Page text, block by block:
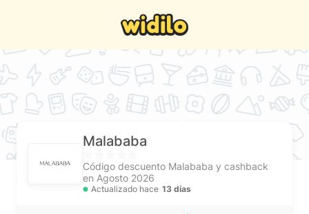
Malababa
Código descuento Malababa y cashback
en Agosto 2026
Actualizado hace 13 días